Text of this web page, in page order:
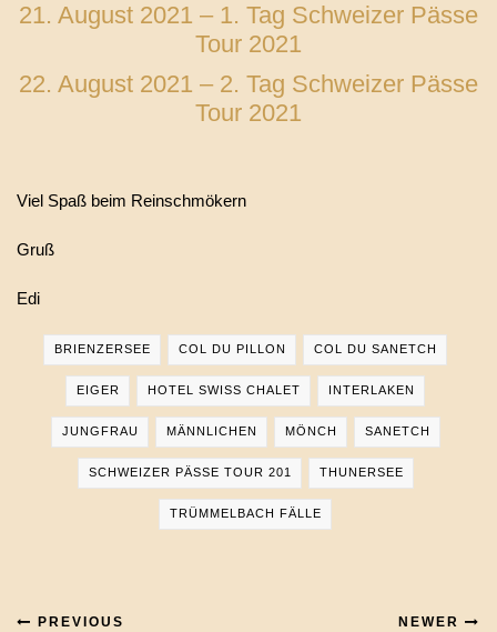
21. August 2021 – 1. Tag Schweizer Pässe
Tour 2021
22. August 2021 – 2. Tag Schweizer Pässe
Tour 2021
Viel Spaß beim Reinschmökern
Gruß
Edi
BRIENZERSEE COL DU PILLON COL DU SANETCH
EIGER HOTEL SWISS CHALET INTERLAKEN
JUNGFRAU MÄNNLICHEN MÖNCH SANETCH
SCHWEIZER PÄSSE TOUR 201 THUNERSEE
TRÜMMELBACH FÄLLE
PREVIOUS NEWER